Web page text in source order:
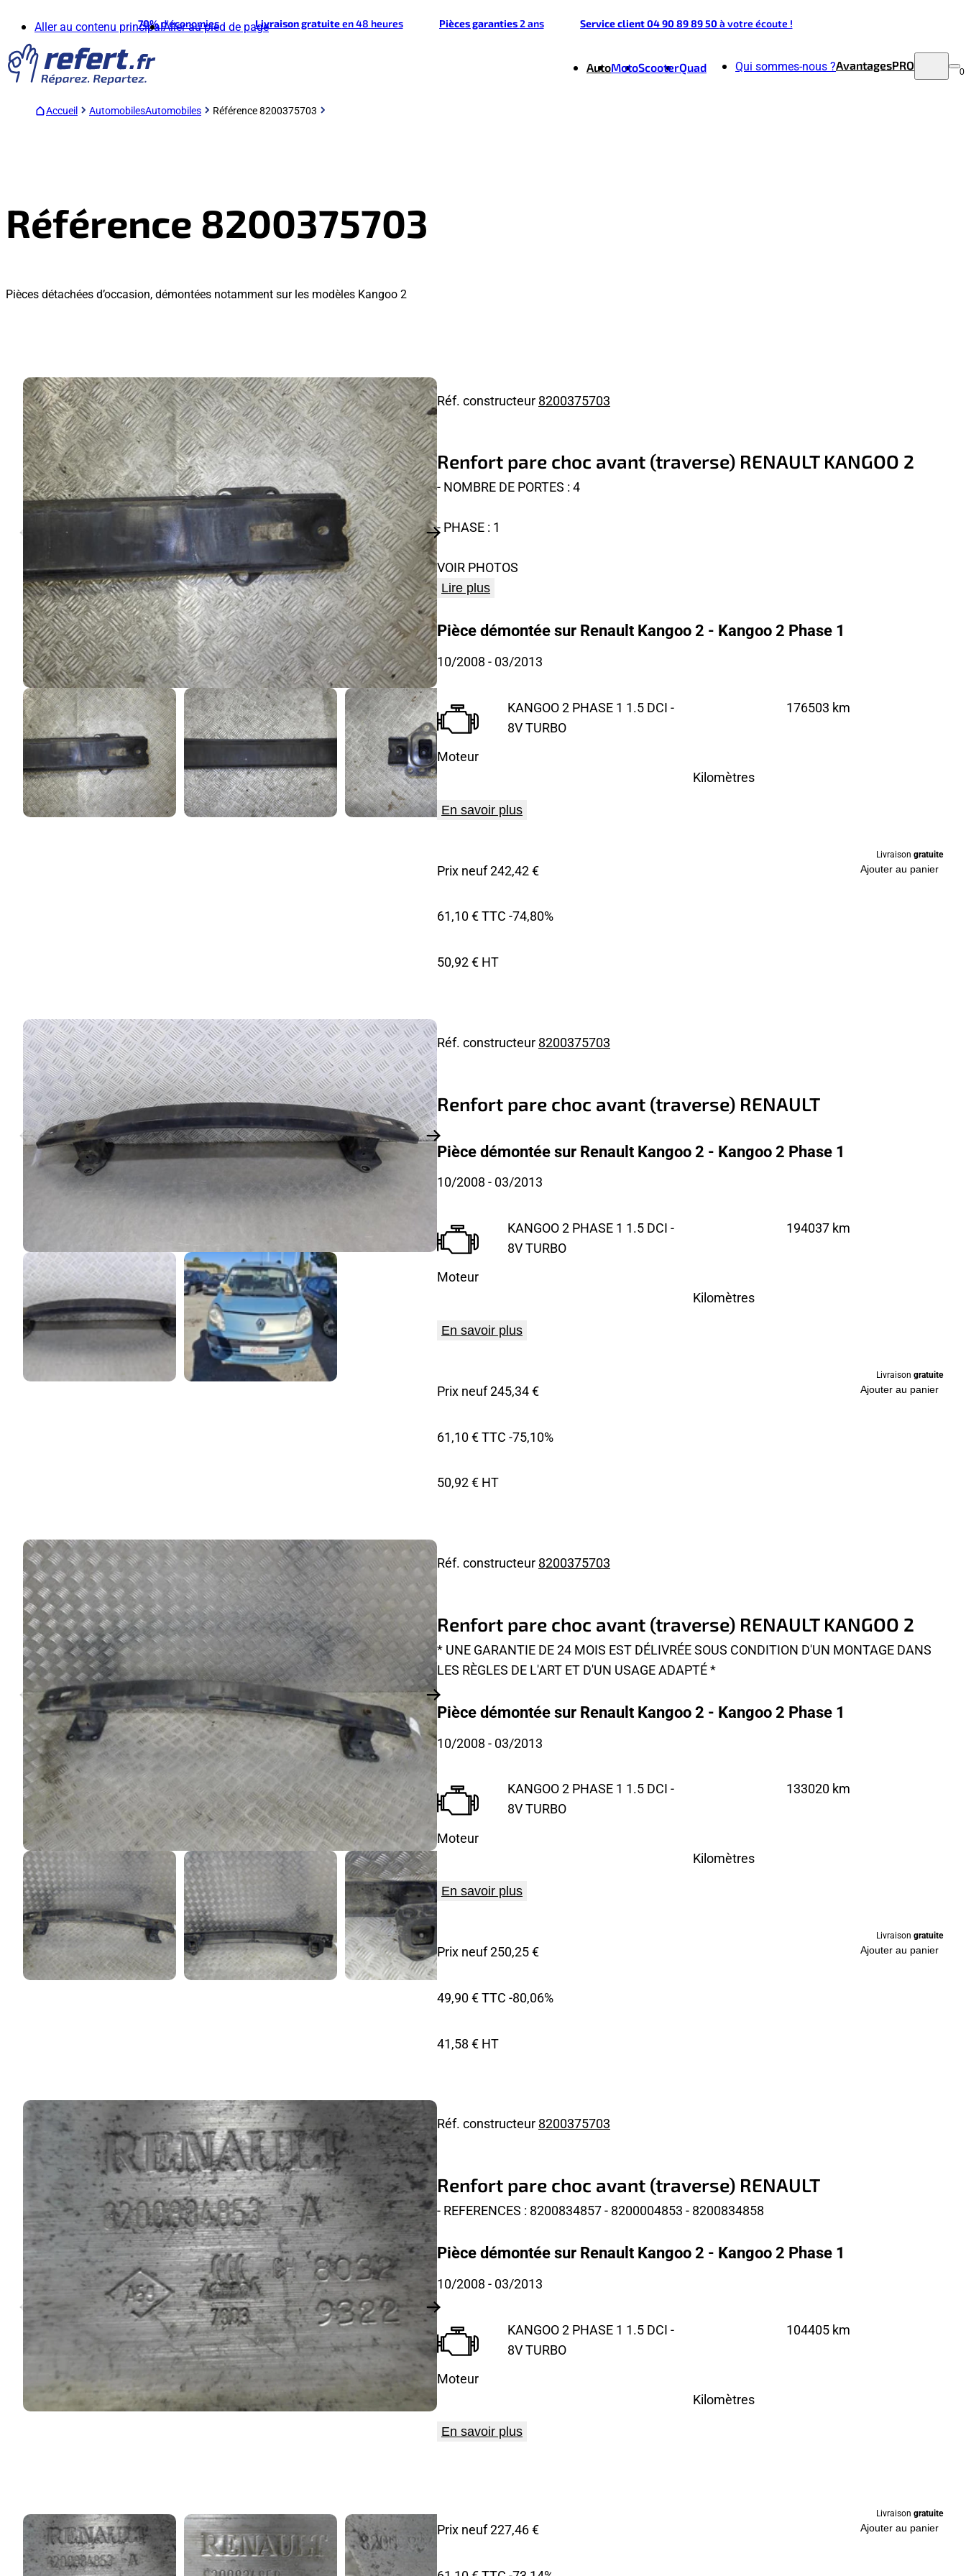
Aller au contenu principalAller au pied de page
70%d'économies Livraison gratuiteen 48 heures Pièces garanties2 ans Service client 04 90 89 89 50à votre écoute !
AutoMotoScooterQuad Qui sommes-nous ?AvantagesPRO 0
Accueil AutomobilesAutomobiles Référence 8200375703
Référence 8200375703
Pièces détachées d’occasion, démontées notamment sur les modèles Kangoo 2
Réf. constructeur 8200375703
Renfort pare choc avant (traverse) RENAULT KANGOO 2
- NOMBRE DE PORTES : 4
- PHASE : 1
VOIR PHOTOS
Lire plus
Pièce démontée sur Renault Kangoo 2 - Kangoo 2 Phase 1
10/2008 - 03/2013
Moteur
KANGOO 2 PHASE 1 1.5 DCI -
8V TURBO
Kilomètres
176503 km
En savoir plus
Prix neuf 242,42 €
61,10 € TTC -74,80%
50,92 € HT
Livraison gratuite
Ajouter au panier
Réf. constructeur 8200375703
Renfort pare choc avant (traverse) RENAULT
Pièce démontée sur Renault Kangoo 2 - Kangoo 2 Phase 1
10/2008 - 03/2013
Moteur
KANGOO 2 PHASE 1 1.5 DCI -
8V TURBO
Kilomètres
194037 km
En savoir plus
Prix neuf 245,34 €
61,10 € TTC -75,10%
50,92 € HT
Livraison gratuite
Ajouter au panier
Réf. constructeur 8200375703
Renfort pare choc avant (traverse) RENAULT KANGOO 2
* UNE GARANTIE DE 24 MOIS EST DÉLIVRÉE SOUS CONDITION D'UN MONTAGE DANS
LES RÈGLES DE L'ART ET D'UN USAGE ADAPTÉ *
Pièce démontée sur Renault Kangoo 2 - Kangoo 2 Phase 1
10/2008 - 03/2013
Moteur
KANGOO 2 PHASE 1 1.5 DCI -
8V TURBO
Kilomètres
133020 km
En savoir plus
Prix neuf 250,25 €
49,90 € TTC -80,06%
41,58 € HT
Livraison gratuite
Ajouter au panier
Réf. constructeur 8200375703
Renfort pare choc avant (traverse) RENAULT
- REFERENCES : 8200834857 - 8200004853 - 8200834858
Pièce démontée sur Renault Kangoo 2 - Kangoo 2 Phase 1
10/2008 - 03/2013
Moteur
KANGOO 2 PHASE 1 1.5 DCI -
8V TURBO
Kilomètres
104405 km
En savoir plus
Prix neuf 227,46 €
Livraison gratuite
Ajouter au panier